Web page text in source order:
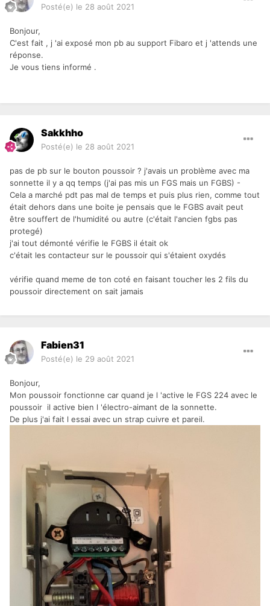
Posté(e) le 28 août 2021
Bonjour,
C'est fait , j 'ai exposé mon pb au support Fibaro et j 'attends une
réponse.
Je vous tiens informé .
Sakkhho
Posté(e) le 28 août 2021
pas de pb sur le bouton poussoir ? j'avais un problème avec ma
sonnette il y a qq temps (j'ai pas mis un FGS mais un FGBS) -
Cela a marché pdt pas mal de temps et puis plus rien, comme tout
était dehors dans une boite je pensais que le FGBS avait peut
être souffert de l'humidité ou autre (c'était l'ancien fgbs pas
protegé)
j'ai tout démonté vérifie le FGBS il était ok
c'était les contacteur sur le poussoir qui s'étaient oxydés
vérifie quand meme de ton coté en faisant toucher les 2 fils du
poussoir directement on sait jamais
Fabien31
Posté(e) le 29 août 2021
Bonjour,
Mon poussoir fonctionne car quand je l 'active le FGS 224 avec le
poussoir il active bien l 'électro-aimant de la sonnette.
De plus j'ai fait l essai avec un strap cuivre et pareil.